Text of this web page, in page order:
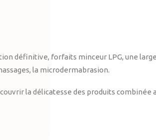
définitive, forfaits minceur LPG, une large
la microdermabrasion.
la délicatesse des produits combinée